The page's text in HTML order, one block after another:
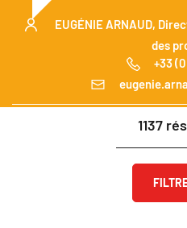
EUGÉNIE ARNAUD,
des
+33
1137